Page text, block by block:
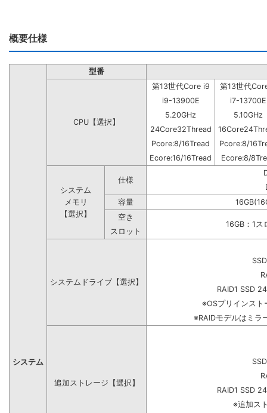
概要仕様
システム
型番
CPU【選択】
第13世代Core i9
第13世代
i9-13900E
i7-13700E
5.20GHz
5.10GHz
24Core32Thread
Pcore:8/16Tread
Pcore:8/
Ecore:16/16Tread
Ecore:8/
システム
メモリ
【選択】
仕様
容量
空き
16GB：1
スロット
システムドライブ【選択】
RAID1 SSD
※OSプリインスト
※RAIDモデルはミラ
追加ストレージ【選択】
RAID1 SSD
※追加ス